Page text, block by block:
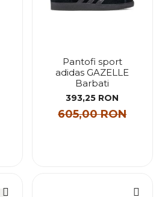
Pantofi sport
adidas GAZELLE
Barbati
393,25 RON
605,00 RON